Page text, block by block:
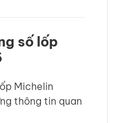
số lốp
Michelin
thông tin quan